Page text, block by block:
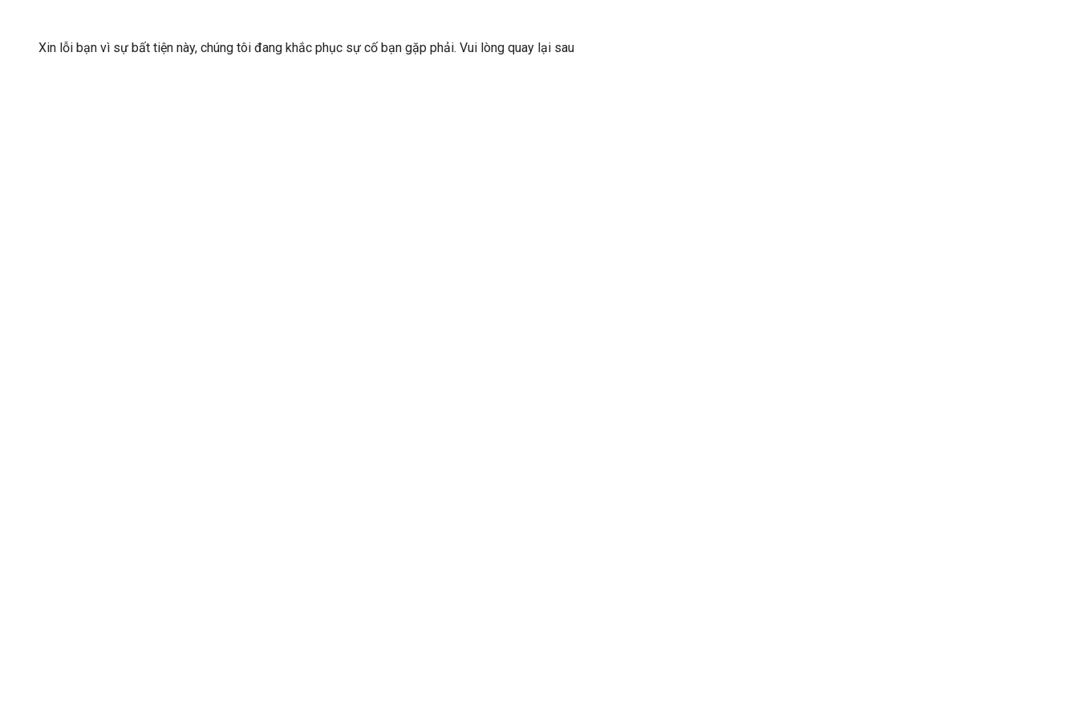
Xin lỗi bạn vì sự bất tiện này, chúng tôi đang khắc phục sự cố bạn gặp phải. Vui lòng quay lại sau